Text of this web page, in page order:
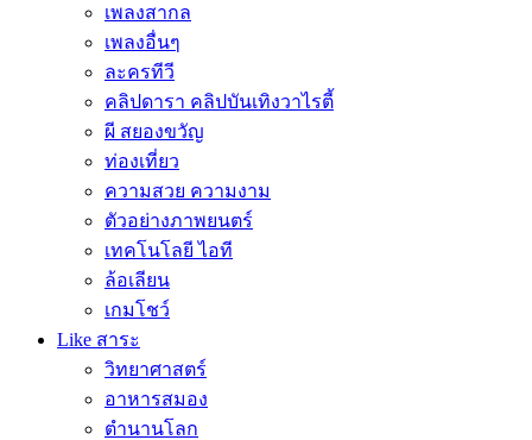
เพลงสากล
เพลงอื่นๆ
ละครทีวี
คลิปดารา คลิปบันเทิงวาไรตี้
ผี สยองขวัญ
ท่องเที่ยว
ความสวย ความงาม
ตัวอย่างภาพยนตร์
เทคโนโลยี ไอที
ล้อเลียน
เกมโชว์
Like สาระ
วิทยาศาสตร์
อาหารสมอง
ตำนานโลก